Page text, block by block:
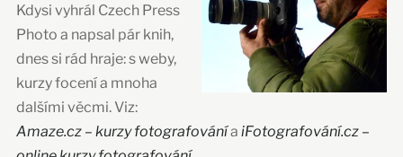
Kdysi vyhrál Czech Press
Photo a napsal pár knih,
dnes si rád hraje: s weby,
kurzy focení a mnoha
dalšími věcmi. Viz:
Amaze.cz – kurzy fotografovánía iFotografování.cz –